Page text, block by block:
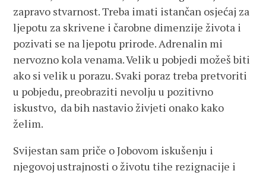
zapravo stvarnost. Treba imati istančan osjećaj za
ljepotu za skrivene i čarobne dimenzije života i
pozivati se na ljepotu prirode. Adrenalin mi
nervozno kola venama. Velik u pobjedi možeš biti
ako si velik u porazu. Svaki poraz treba pretvoriti
u pobjedu, preobraziti nevolju u pozitivno
iskustvo, da bih nastavio živjeti onako kako
želim.
Svijestan sam priče o Jobovom iskušenju i
njegovoj ustrajnosti o životu tihe rezignacije i